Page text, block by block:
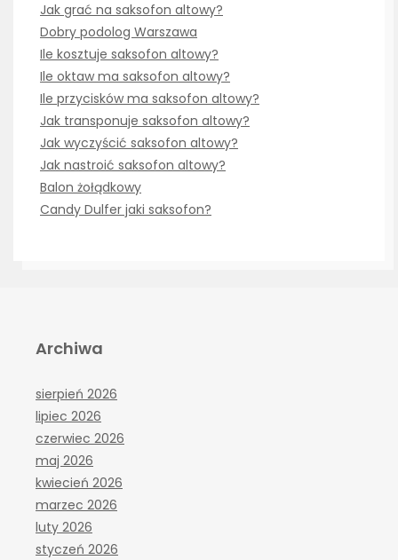
Jak grać na saksofon altowy?
Dobry podolog Warszawa
Ile kosztuje saksofon altowy?
Ile oktaw ma saksofon altowy?
Ile przycisków ma saksofon altowy?
Jak transponuje saksofon altowy?
Jak wyczyścić saksofon altowy?
Jak nastroić saksofon altowy?
Balon żołądkowy
Candy Dulfer jaki saksofon?
Archiwa
sierpień 2026
lipiec 2026
czerwiec 2026
maj 2026
kwiecień 2026
marzec 2026
luty 2026
styczeń 2026